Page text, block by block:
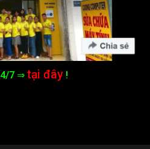
7 ⇒ tại đây !